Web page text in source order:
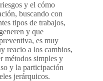
y el cómo
buscando con
tipos de trabajos,
y que
es muy
reacio a los cambios,
métodos simples y
y la participación
jerárquicos.